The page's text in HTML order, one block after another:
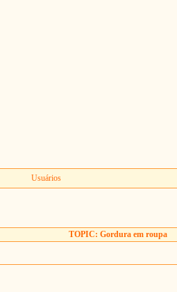
Usuários
TOPIC: Gordura em roupa